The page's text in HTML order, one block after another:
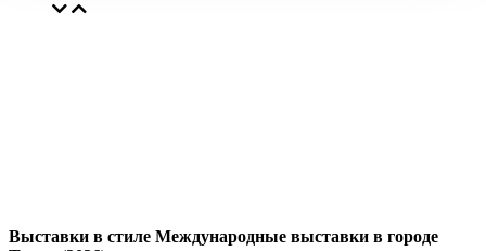
Выставки в стиле Международные выставки в городе